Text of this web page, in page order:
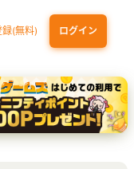
録(無料) ログイン
行） dカード GOLD
ラス) セットプラン